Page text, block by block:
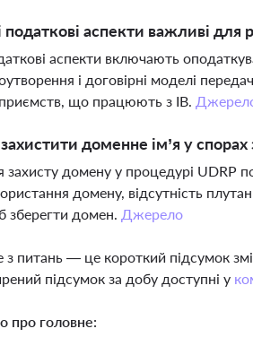
податкові аспекти важливі для
аспекти включають
і договірні моделі
що працюють з ІВ.
доменне ім’я у
захисту домену у процедурі UDRP
домену, відсутність
зберегти домен. Джерело
питань — це короткий підсумок
підсумок за добу доступні у
про головне: